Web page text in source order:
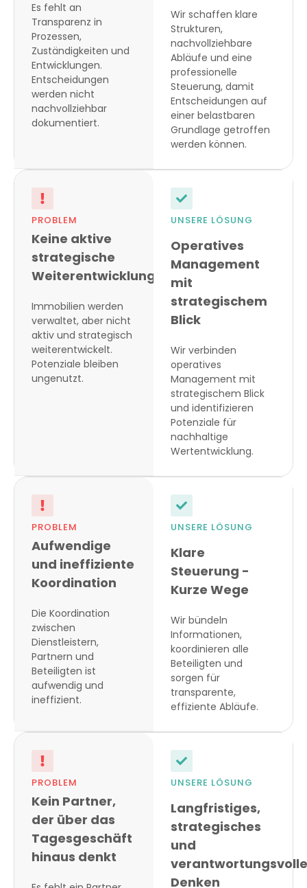
Es fehlt an
Transparenz in
Prozessen,
Zuständigkeiten und
Entwicklungen.
Entscheidungen
werden nicht
nachvollziehbar
dokumentiert.
Wir schaffen klare
Strukturen,
nachvollziehbare
Abläufe und eine
professionelle
Steuerung, damit
Entscheidungen auf
einer belastbaren
Grundlage getroffen
werden können.
PROBLEM
Keine aktive
strategische
Weiterentwicklung
Immobilien werden
verwaltet, aber nicht
aktiv und strategisch
weiterentwickelt.
Potenziale bleiben
ungenutzt.
UNSERE LÖSUNG
Operatives
Management
mit
strategischem
Blick
Wir verbinden
operatives
Management mit
strategischem Blick
und identifizieren
Potenziale für
nachhaltige
Wertentwicklung.
PROBLEM
Aufwendige
und ineffiziente
Koordination
Die Koordination
zwischen
Dienstleistern,
Partnern und
Beteiligten ist
aufwendig und
ineffizient.
UNSERE LÖSUNG
Klare
Steuerung -
Kurze Wege
Wir bündeln
Informationen,
koordinieren alle
Beteiligten und
sorgen für
transparente,
effiziente Abläufe.
PROBLEM
Kein Partner,
der über das
Tagesgeschäft
hinaus denkt
UNSERE LÖSUNG
Langfristiges,
strategisches
und
Denken